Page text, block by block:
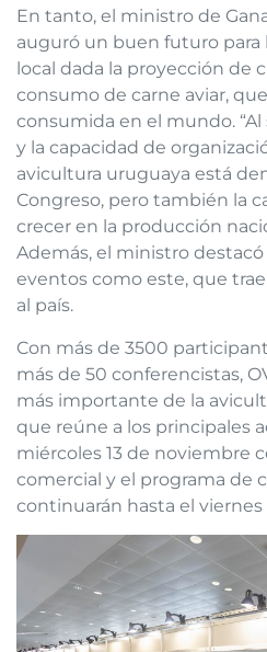
En tanto, el ministro de
auguró un buen futuro para
local dada la proyección de
consumo de carne aviar,
consumida en el mundo.
y la capacidad de
avicultura uruguaya está
Congreso, pero también la
crecer en la producción
Además, el ministro
eventos como este, que
al país.
Con más de 3500
más de 50 conferencistas,
más importante de la
que reúne a los principales
miércoles 13 de noviembre
comercial y el programa de
continuarán hasta el viernes